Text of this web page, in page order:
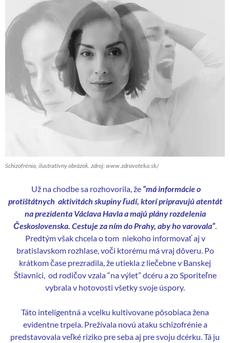
Schizofrénia, ilustratívny obrázok. zdroj: www.zdravoteka.sk/
Už na chodbe sa rozhovorila, že “má informácie o
protištátnych aktivitách skupiny ľudí, ktorí pripravujú atentát
na prezidenta Václava Havla a majú plány rozdelenia
Československa. Cestuje za ním do Prahy, aby ho varovala”.
Predtým však chcela o tom niekoho informovať aj v
bratislavskom rozhlase, voči ktorému má vraj dôveru. Po
krátkom čase prezradila, že utiekla z liečebne v Banskej
Štiavnici, od rodičov vzala “na výlet” dcéru a zo Sporiteľne
vybrala v hotovosti všetky svoje úspory.
Táto inteligentná a vcelku kultivovane pôsobiaca žena
evidentne trpela. Prežívala novú ataku schizofrénie a
predstavovala veľké riziko pre seba aj pre svoju dcérku. Tá ju